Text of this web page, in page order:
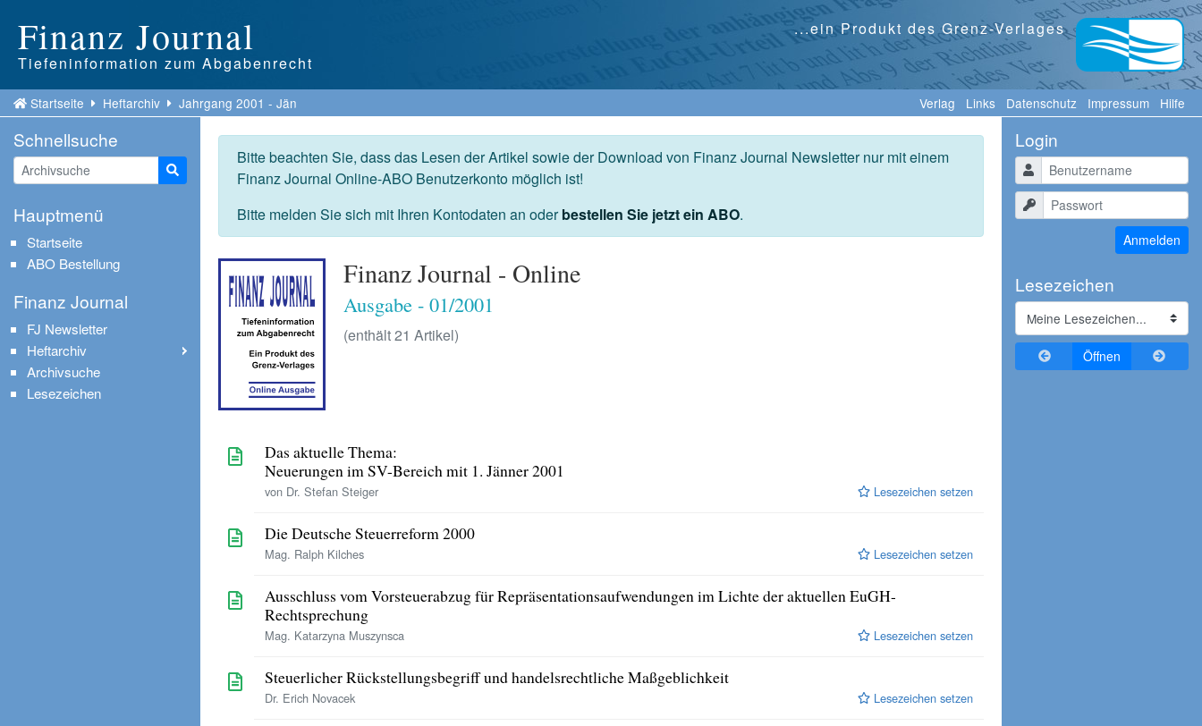
Finanz Journal
Tiefeninformation zum Abgabenrecht
...ein Produkt des Grenz-Verlages
Startseite Heftarchiv Jahrgang 2001 - Jän Verlag Links Datenschutz Impressum Hilfe
Bitte beachten Sie, dass das Lesen der Artikel sowie der Download von Finanz Journal Newsletter nur mit einem
Finanz Journal Online-ABO Benutzerkonto möglich ist!
Bitte melden Sie sich mit Ihren Kontodaten an oderbestellen Sie jetzt ein ABO.
Finanz Journal - Online
Ausgabe - 01/2001
(enthält 21 Artikel)
Das aktuelle Thema:
Neuerungen im SV-Bereich mit 1. Jänner 2001
von Dr. Stefan Steiger Lesezeichen setzen
Die Deutsche Steuerreform 2000
Mag. Ralph Kilches Lesezeichen setzen
Ausschluss vom Vorsteuerabzug für Repräsentationsaufwendungen im Lichte der aktuellen EuGH-
Rechtsprechung
Mag. Katarzyna Muszynsca Lesezeichen setzen
Steuerlicher Rückstellungsbegriff und handelsrechtliche Maßgeblichkeit
Dr. Erich Novacek Lesezeichen setzen
Schnellsuche
Suche starten
Hauptmenü
Startseite
ABO Bestellung
Finanz Journal
FJ Newsletter
Heftarchiv
Archivsuche
Lesezeichen
Login
Benutzername
Passwort
Anmelden
Lesezeichen
Zurückblättern
Öffnen